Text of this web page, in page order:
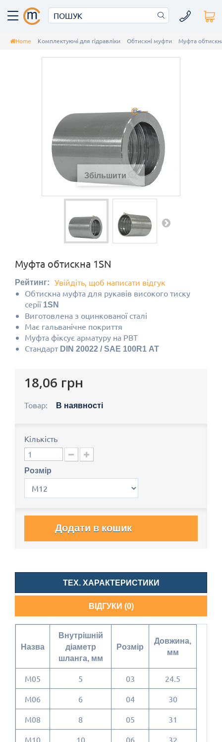
Home Комплектуючі для гідравліки Обтискні муфти Муфта
Збільшити
Муфта обтискна 1SN
Рейтинг:
Увійдіть, щоб написати відгук
Обтискна муфта для рукавів високого тиску
серії 1SN
Виготовлена з оцинкованої сталі
Має гальванічне покриття
Муфта фіксує арматуру на РВТ
Стандарт DIN 20022 / SAE 100R1 AT
18,06 грн
Товар: В наявності
Кількість
Розмір
Додати в кошик
ТЕХ. ХАРАКТЕРИСТИКИ
ВІДГУКИ (0)
Назва
Внутрішній
діаметр
шланга, мм
Розмір
Довжина,
мм
M05 5 03 24.5
M06 6 04 30
M08 8 05 31
M10 10 06 32